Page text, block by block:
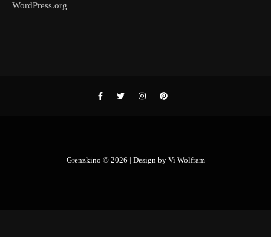
WordPress.org
Grenzkino © 2026 | Design by Vi Wolfram